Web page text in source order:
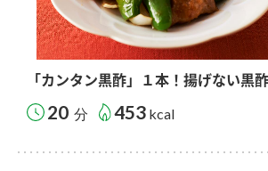
「カンタン黒酢」１本！揚げない黒
20 分 453 kcal